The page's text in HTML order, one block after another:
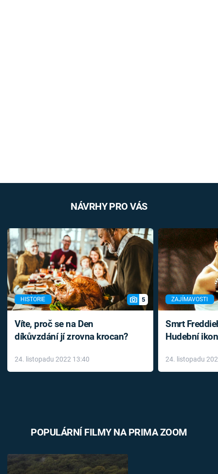
NÁVRHY PRO VÁS
HISTORIE 5
Víte, proč se na Den
díkůvzdání jí zrovna krocan?
24. listopadu 2022 13:40
ZAJÍMAVOSTI
Smrt
Hudební
léky
24. listopadu
POPULÁRNÍ FILMY NA PRIMA ZOOM